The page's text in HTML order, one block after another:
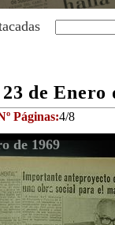
de Enero
Páginas:4/8
de 1969